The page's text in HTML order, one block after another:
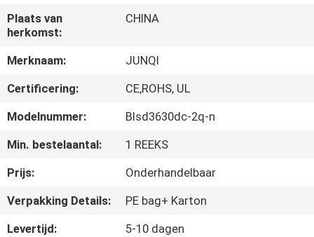
FABRIEKSTOCHT
KWALITEITSCONTROLE
NEEM
CONTACT
MET
ONS
OP
Plaats van
herkomst:
CHINA
Merknaam:
JUNQI
Certificering:
CE,ROHS, UL
Modelnummer:
Blsd3630dc-2q-n
Min. bestelaantal:
1 REEKS
Prijs:
Onderhandelbaar
Verpakking Details:
PE bag+ Karton
Levertijd:
5-10 dagen